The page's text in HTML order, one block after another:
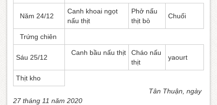
Năm 24/12
Canh khoai ngọt
nấu thịt
Phở nấu
thịt bò
Chuối
Trứng chiên
Sáu 25/12
Canh bầu nấu thịt
Cháo nấu
thịt
yaourt
Thịt kho
Tân Thuận, ngày
27 tháng 11 năm 2020